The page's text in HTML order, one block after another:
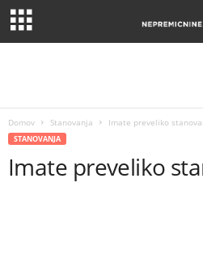
Domov Stanovanja Imate preveliko
STANOVANJA
Imate preveliko